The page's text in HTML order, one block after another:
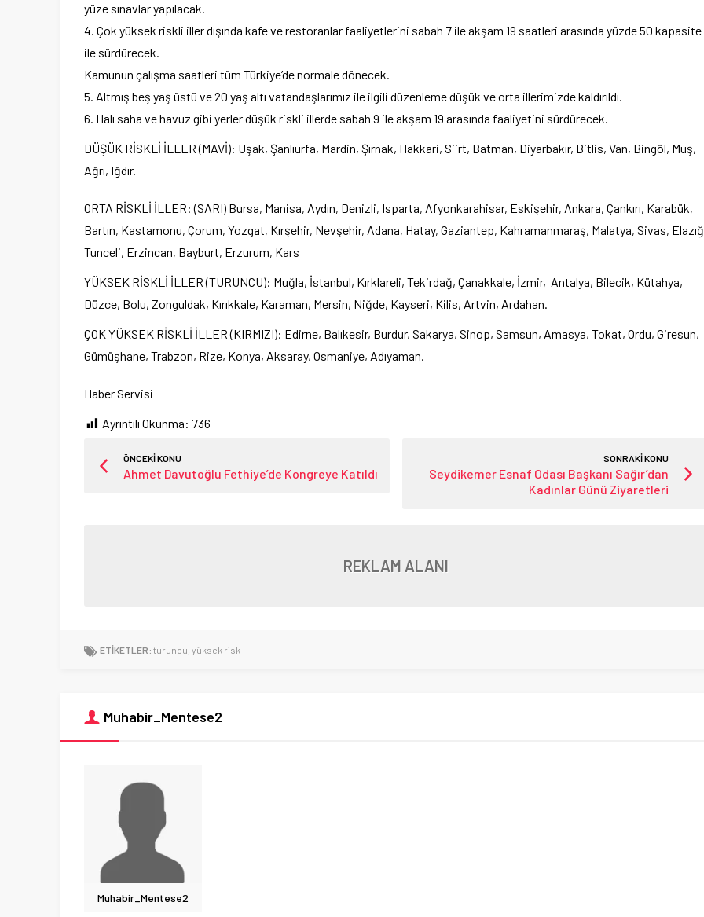
yüze sınavlar yapılacak.
4. Çok yüksek riskli iller dışında kafe ve restoranlar faaliyetlerini sabah 7 ile akşam 19 saatleri arasında yüzde 50 kapasite
ile sürdürecek.
Kamunun çalışma saatleri tüm Türkiye’de normale dönecek.
5. Altmış beş yaş üstü ve 20 yaş altı vatandaşlarımız ile ilgili düzenleme düşük ve orta illerimizde kaldırıldı.
6. Halı saha ve havuz gibi yerler düşük riskli illerde sabah 9 ile akşam 19 arasında faaliyetini sürdürecek.
DÜŞÜK RİSKLİ İLLER (MAVİ): Uşak, Şanlıurfa, Mardin, Şırnak, Hakkari, Siirt, Batman, Diyarbakır, Bitlis, Van, Bingöl, Muş,
Ağrı, Iğdır.
ORTA RİSKLİ İLLER: (SARI) Bursa, Manisa, Aydın, Denizli, Isparta, Afyonkarahisar, Eskişehir, Ankara, Çankırı, Karabük,
Bartın, Kastamonu, Çorum, Yozgat, Kırşehir, Nevşehir, Adana, Hatay, Gaziantep, Kahramanmaraş, Malatya, Sivas,
Tunceli, Erzincan, Bayburt, Erzurum, Kars
YÜKSEK RİSKLİ İLLER (TURUNCU): Muğla, İstanbul, Kırklareli, Tekirdağ, Çanakkale, İzmir, Antalya, Bilecik, Kütahya,
Düzce, Bolu, Zonguldak, Kırıkkale, Karaman, Mersin, Niğde, Kayseri, Kilis, Artvin, Ardahan.
ÇOK YÜKSEK RİSKLİ İLLER (KIRMIZI): Edirne, Balıkesir, Burdur, Sakarya, Sinop, Samsun, Amasya, Tokat, Ordu, Giresun,
Gümüşhane, Trabzon, Rize, Konya, Aksaray, Osmaniye, Adıyaman.
Haber Servisi
Ayrıntılı Okunma: 736
ÖNCEKİ KONU
Ahmet Davutoğlu Fethiye’de Kongreye Katıldı
SONRAKİ KONU
Seydikemer Esnaf Odası Başkanı Sağır’dan
Kadınlar Günü Ziyaretleri
REKLAM ALANI
ETİKETLER: turuncu, yüksek risk
Muhabir_Mentese2
Muhabir_Mentese2